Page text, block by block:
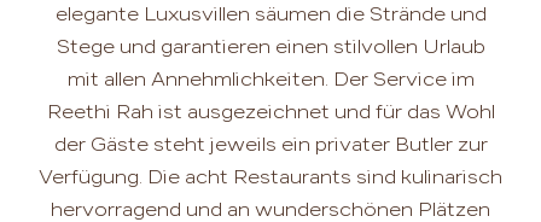
elegante Luxusvillen säumen die Strände und
Stege und garantieren einen stilvollen Urlaub
mit allen Annehmlichkeiten. Der Service im
Reethi Rah ist ausgezeichnet und für das Wohl
der Gäste steht jeweils ein privater Butler zur
Verfügung. Die acht Restaurants sind kulinarisch
hervorragend und an wunderschönen Plätzen